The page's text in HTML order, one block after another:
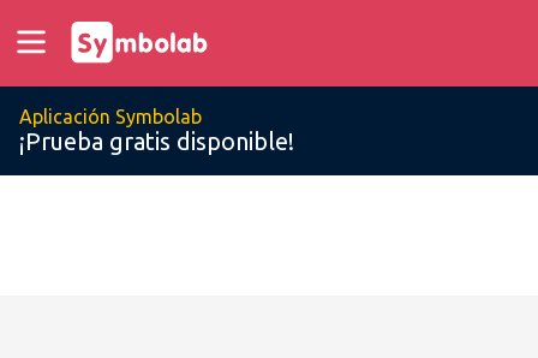
Aplicación Symbolab
¡Prueba gratis disponible!